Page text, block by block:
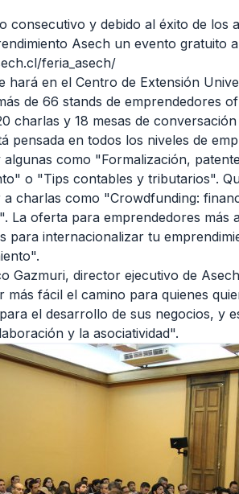
consecutivo y debido al éxito de los
Asech un evento gratuito
feria_asech/
hará en el Centro de Extensión
de 66 stands de emprendedores
charlas y 18 mesas de
pensada en todos los niveles de
algunas como "Formalización,
o "Tips contables y tributarios".
a charlas como "Crowdfunding:
La oferta para emprendedores más
para internacionalizar tu
Gazmuri, director ejecutivo de
más fácil el camino para quienes
el desarrollo de sus negocios, y
y la asociatividad".